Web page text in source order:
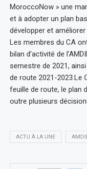
MoroccoNow » une
et à adopter un plan
développer et améliorer
Les membres du CA
bilan d’activité de
semestre de 2021,
de route 2021-2023.Le
feuille de route, le plan
outre plusieurs
ACTU À LA UNE